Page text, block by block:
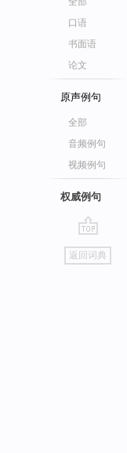
口语
书面语
论文
原声例句
全部
音频例句
视频例句
权威例句
go
top
返回词典